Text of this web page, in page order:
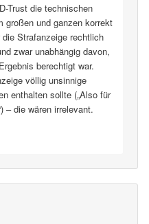
Trust die technischen
großen und ganzen korrekt
Strafanzeige rechtlich
zwar unabhängig davon,
berechtigt war.
völlig unsinnige
enthalten sollte („Also für
– die wären irrelevant.